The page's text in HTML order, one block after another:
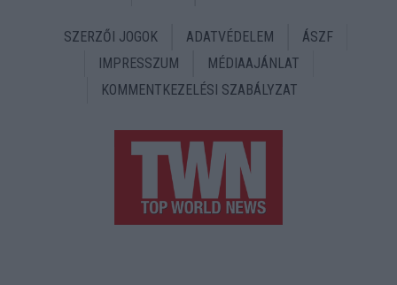
SZERZŐI JOGOK ADATVÉDELEM
ÁSZF
IMPRESSZUM
MÉDIAAJÁNLAT
KOMMENTKEZELÉSI SZABÁLYZAT